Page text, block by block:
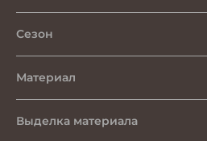
Сезон
Материал
Выделка материала